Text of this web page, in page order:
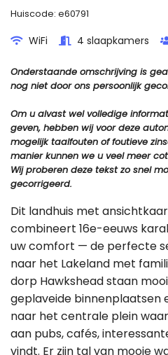
Huiscode: e60791
WiFi 4 slaapkamers
Onderstaande omschrijving is
nog niet door ons persoonlijk
Om u alvast wel volledige
geven, hebben wij voor deze
mogelijk taalfouten of foutieve
manier kunnen we u veel meer
Wij proberen deze tekst zo snel
gecorrigeerd.
Dit landhuis met
combineert 16e-eeuws
uw comfort — de perfecte
naar het Lakeland met
dorp Hawkshead staan
geplaveide binnenplaatsen
naar het centrale plein
aan pubs, cafés,
vindt. Er zijn tal van mooie